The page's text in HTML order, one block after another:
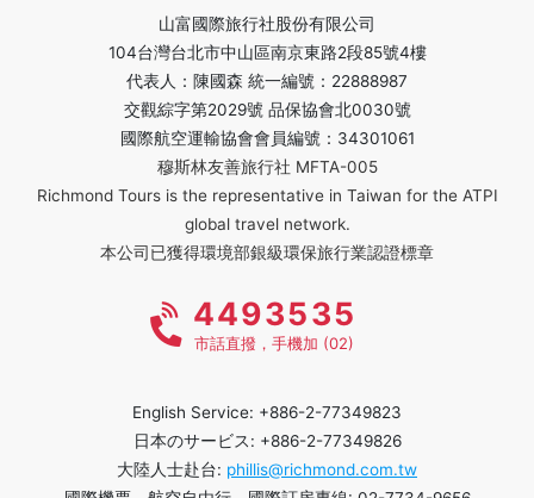
山富國際旅行社股份有限公司
104台灣台北市中山區南京東路2段85號4樓
代表人：陳國森 統一編號：22888987
交觀綜字第2029號 品保協會北0030號
國際航空運輸協會會員編號：34301061
穆斯林友善旅行社 MFTA-005
Richmond Tours is the representative in Taiwan for the ATPI
global travel network.
本公司已獲得環境部銀級環保旅行業認證標章
4493535
市話直撥，手機加 (02)
English Service: +886-2-77349823
日本のサービス: +886-2-77349826
大陸人士赴台: phillis@richmond.com.tw